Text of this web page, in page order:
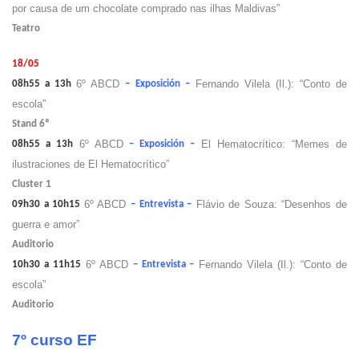
por causa de um chocolate comprado nas ilhas Maldivas”
Teatro
18/05
08h55 a 13h6º ABCD – Exposición –Fernando Vilela (Il.): “Conto de
escola”
Stand 6º
08h55 a 13h 6º ABCD – Exposición – El Hematocrítico: “Memes de
ilustraciones de El Hematocrítico”
Cluster 1
09h30 a 10h15 6º ABCD – Entrevista – Flávio de Souza: “Desenhos de
guerra e amor”
Auditorio
10h30 a 11h15 6º ABCD – Entrevista –
Fernando Vilela (Il.): “Conto de
escola”
Auditorio
7º curso EF